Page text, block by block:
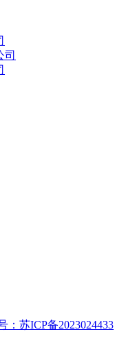
司
：苏ICP备2023024433